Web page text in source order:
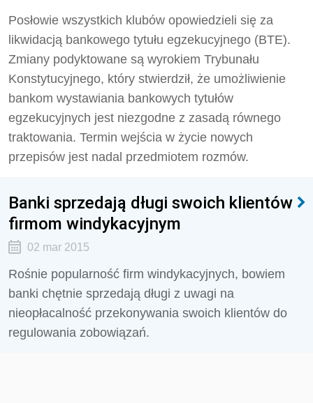
Posłowie wszystkich klubów opowiedzieli się za
likwidacją bankowego tytułu egzekucyjnego (BTE).
Zmiany podyktowane są wyrokiem Trybunału
Konstytucyjnego, który stwierdził, że umożliwienie
bankom wystawiania bankowych tytułów
egzekucyjnych jest niezgodne z zasadą równego
traktowania. Termin wejścia w życie nowych
przepisów jest nadal przedmiotem rozmów.
Banki sprzedają długi swoich klientów
firmom windykacyjnym
02 mar 2015
Rośnie popularność firm windykacyjnych, bowiem
banki chętnie sprzedają długi z uwagi na
nieopłacalność przekonywania swoich klientów do
regulowania zobowiązań.